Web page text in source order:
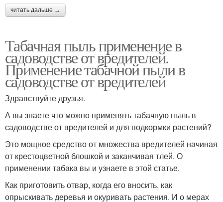
читать дальше →
Табачная пыль применение в
садоводстве от вредителей.
Применение табачной пыли в
садоводстве от вредителей
Здравствуйте друзья.
А вы знаете что можно применять табачную пыль в
садоводстве от вредителей и для подкормки растений?
Это мощное средство от множества вредителей начиная
от крестоцветной блошкой и заканчивая тлей. О
применении табака вы и узнаете в этой статье.
Как приготовить отвар, когда его вносить, как
опрыскивать деревья и окуривать растения. И о мерах